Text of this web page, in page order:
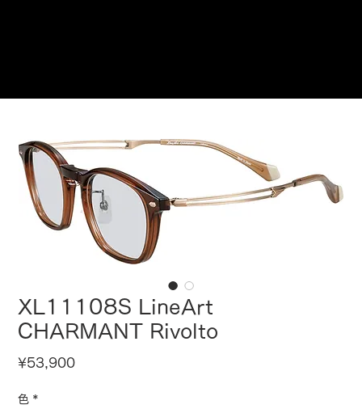
XL11108S LineArt
CHARMANT Rivolto
¥53,900Price
色 *